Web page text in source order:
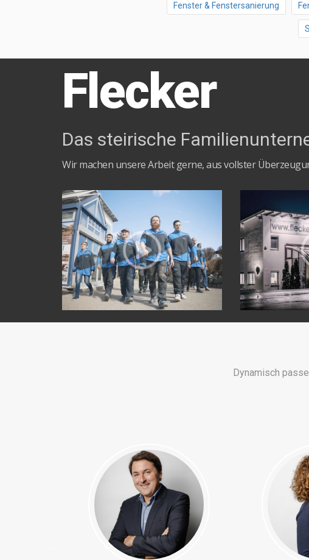
Fenster & Fenstersanierung
Flecker
Das steirische
Wir machen unsere Arbeit gerne, aus vollster
Dynamisch